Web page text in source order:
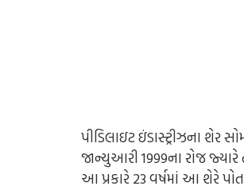
પીડિલાઇટ ઇંડાસ્ટ્રીઝના શેર
જાન્યુઆરી 1999ના રોજ જ્યારે
આ પ્રકારે 23 વર્ષમાં આ શેરે